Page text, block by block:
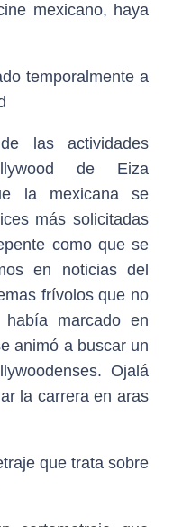
mexicano, haya
temporalmente a
las actividades
de Eiza
la mexicana se
más solicitadas
como que se
en noticias del
frívolos que no
marcado en
animó a buscar un
Ojalá
la carrera en aras
que trata sobre